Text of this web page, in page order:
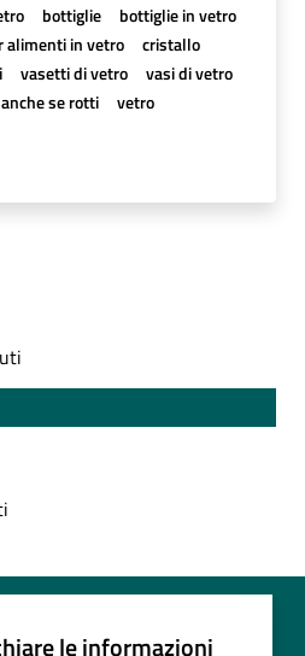
bottiglie
bottiglie in vetro
alimenti in vetro
cristallo
vasetti di vetro
vasi di vetro
se rotti vetro
le informazioni